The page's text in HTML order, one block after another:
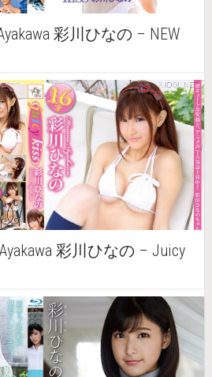
彩川ひなの – NEW
彩川ひなの – Juicy